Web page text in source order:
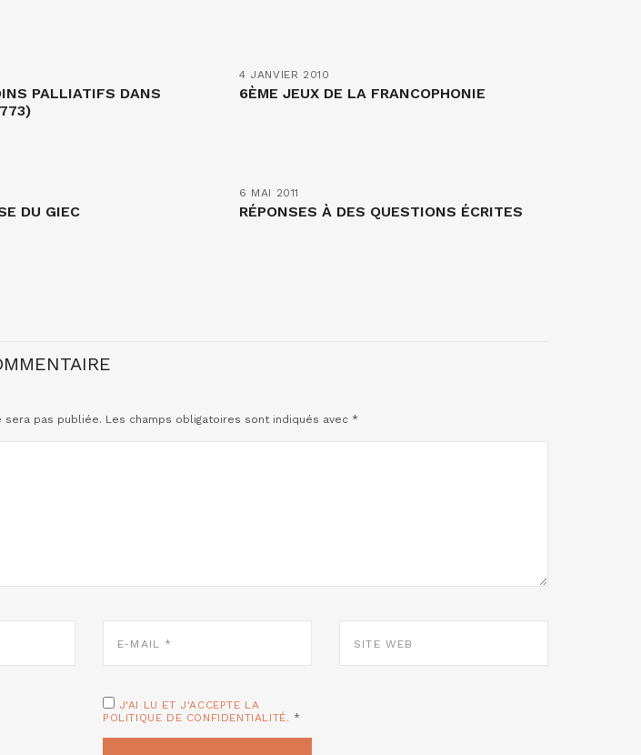
PALLIATIFS DANS
4 JANVIER 2010
6ÈME JEUX DE LA FRANCOPHONIE
DU GIEC
6 MAI 2011
RÉPONSES À DES QUESTIONS ÉCRITES
sera pas publiée. Les champs obligatoires sont indiqués avec *
MAIL
WEB
J'AI LU ET J'ACCEPTE LA
POLITIQUE DE CONFIDENTIALITÉ. *